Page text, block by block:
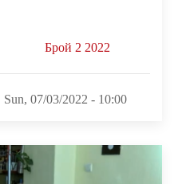
Брой 2 2022
Sun, 07/03/2022 - 10:00